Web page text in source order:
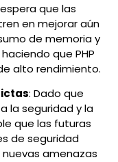
que las
en mejorar aún
de memoria y
que PHP
alto rendimiento.
: Dado que
la seguridad y la
que las futuras
de seguridad
amenazas